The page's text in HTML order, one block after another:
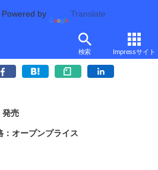
Powered by Translate
検索 Impressサイト
同梱の3D対応21.5型フルHD液晶
方式、GeForce/Radeon両対応
発売
：オープンプライス